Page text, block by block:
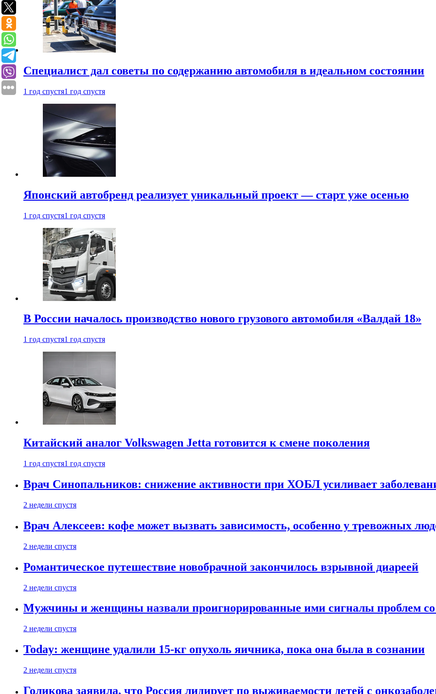
Специалист дал советы по содержанию автомобиля в идеальном состоянии
1 год спустя1 год спустя
Японский автобренд реализует уникальный проект — старт уже осенью
1 год спустя1 год спустя
В России началось производство нового грузового автомобиля «Валдай 18»
1 год спустя1 год спустя
Китайский аналог Volkswagen Jetta готовится к смене поколения
1 год спустя1 год спустя
Врач Синопальников: снижение активности при ХОБЛ усиливает
2 недели спустя
Врач Алексеев: кофе может вызвать зависимость, особенно у тревожных
2 недели спустя
Романтическое путешествие новобрачной закончилось взрывной диареей
2 недели спустя
Мужчины и женщины назвали проигнорированные ими сигналы проблем со
2 недели спустя
Today: женщине удалили 15-кг опухоль яичника, пока она была в сознании
2 недели спустя
Голикова заявила, что Россия лидирует по выживаемости детей с